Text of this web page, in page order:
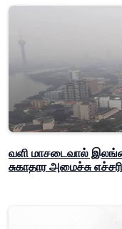
வளி மாசடைவால்
சுகாதார அமைச்சு